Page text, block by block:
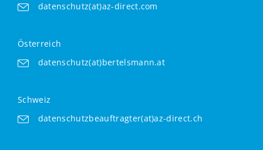
datenschutz(at)az-direct.com
Österreich
datenschutz(at)bertelsmann.at
Schweiz
datenschutzbeauftragter(at)az-direct.ch